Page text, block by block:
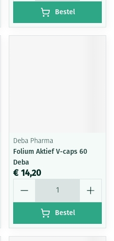
Bestel
Deba Pharma
Folium Aktief V-caps 60
Deba
€ 14,20
Bestel